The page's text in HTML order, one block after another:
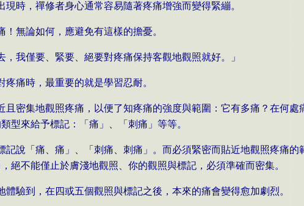
時，禪修者身心通常容易隨著疼痛增強而變得緊繃。
無論如何，應避免有這樣的擔憂。
我僅要、緊要、絕要對疼痛保持客觀地觀照就好。」
痛時，最重要的就是學習忍耐。
且密集地觀照疼痛，以便了知疼痛的強度與範圍：它有多痛？在何處
型來給予標記：「痛」、「刺痛」等等。
記說「痛、痛」、「刺痛、刺痛」。而必須緊密而貼近地觀照疼痛
絕不能僅止於膚淺地觀照、你的觀照與標記，必須準確而密集。
驗到，在四或五個觀照與標記之後，本來的痛會變得愈加劇烈。